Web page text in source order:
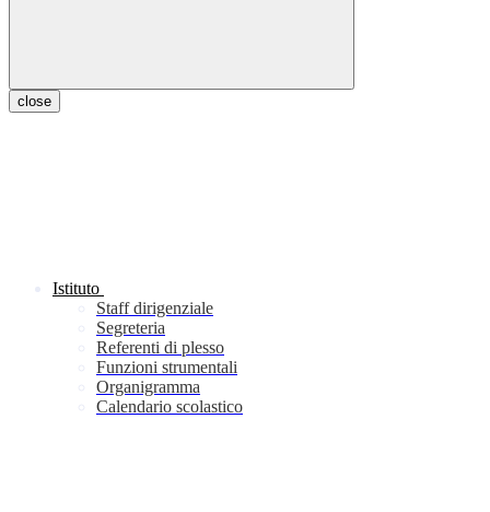
close
Istituto
Staff dirigenziale
Segreteria
Referenti di plesso
Funzioni strumentali
Organigramma
Calendario scolastico